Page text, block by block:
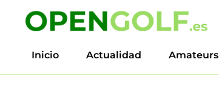
Inicio Actualidad Amateurs